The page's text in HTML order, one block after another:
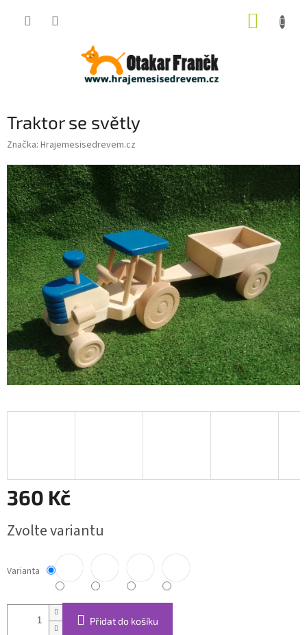
Traktor se světly
Značka: Hrajemesisedrevem.cz
360 Kč
cena:
Zvolte variantu
Varianta
Přidat do košíku